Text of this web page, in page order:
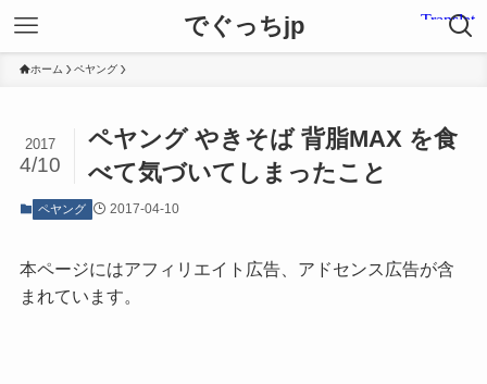
でぐっちjp
ホーム ペヤング
ペヤング やきそば 背脂MAX を食
べて気づいてしまったこと
2017
4/10
ペヤング 2017-04-10
本ページにはアフィリエイト広告、アドセンス広告が含
まれています。